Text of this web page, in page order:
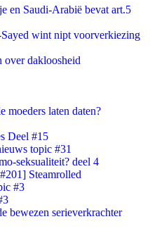
en Saudi-Arabië bevat art.5
wint nipt voorverkiezing
over dakloosheid
moeders laten daten?
Deel #15
topic #31
seksualiteit? deel 4
Steamrolled
#3
bewezen serieverkrachter